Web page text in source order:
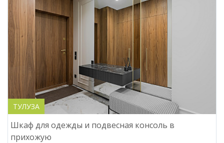
ТУЛУЗА
Шкаф для одежды и подвесная консоль в
прихожую